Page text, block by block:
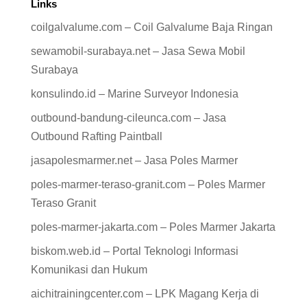
Links
coilgalvalume.com – Coil Galvalume Baja Ringan
sewamobil-surabaya.net – Jasa Sewa Mobil
Surabaya
konsulindo.id – Marine Surveyor Indonesia
outbound-bandung-cileunca.com – Jasa
Outbound Rafting Paintball
jasapolesmarmer.net – Jasa Poles Marmer
poles-marmer-teraso-granit.com – Poles Marmer
Teraso Granit
poles-marmer-jakarta.com – Poles Marmer Jakarta
biskom.web.id – Portal Teknologi Informasi
Komunikasi dan Hukum
aichitrainingcenter.com – LPK Magang Kerja di